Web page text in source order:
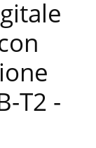
T2 -